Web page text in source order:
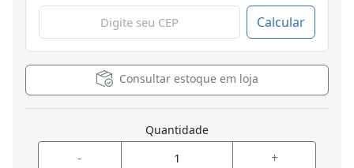
Calcular
Consultar estoque em loja
Quantidade
- +